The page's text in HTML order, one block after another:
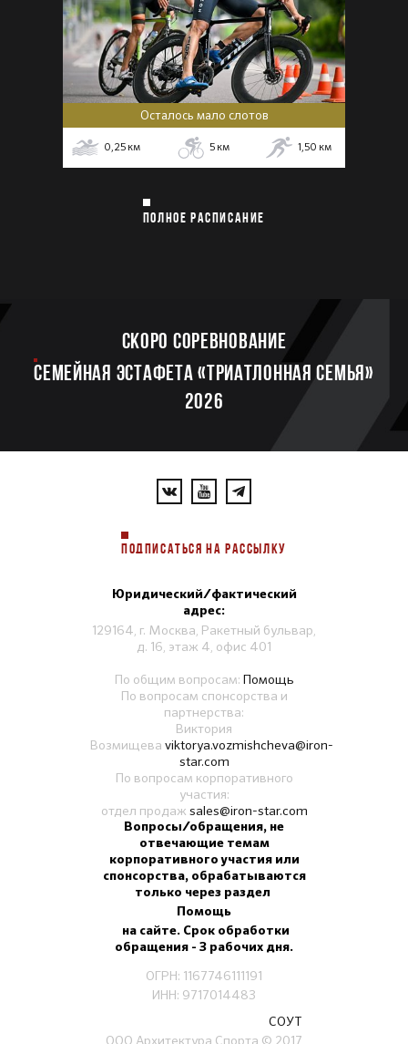
Осталось мало слотов
0,25 км 5 км 1,50 км
ПОЛНОЕ РАСПИСАНИЕ
Скоро соревнование
Семейная эстафета «Триатлонная семья»
2026
ПОДПИСАТЬСЯ НА РАССЫЛКУ
Юридический/фактический
адрес:
129164, г. Москва, Ракетный бульвар,
д. 16, этаж 4, офис 401
По общим вопросам: Помощь
По вопросам спонсорства и
партнерства:
Виктория
Возмищева viktorya.vozmishcheva@iron-
star.com
По вопросам корпоративного
участия:
отдел продаж sales@iron-star.com
Вопросы/обращения, не
отвечающие темам
корпоративного участия или
спонсорства, обрабатываются
только через раздел
Помощь
на сайте. Срок обработки
обращения - 3 рабочих дня.
ОГРН: 1167746111191
ИНН: 9717014483
СОУТ
ООО Архитектура Спорта © 2017